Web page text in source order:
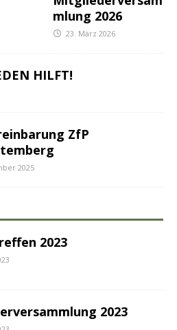
mlung 2026
23. März 2026
HILFT!
ZfP
2025
2023
2023